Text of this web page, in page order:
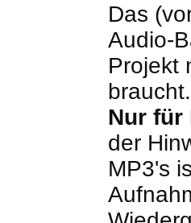
Das
Audio-
Projekt
braucht.
Nur für
der
MP3's